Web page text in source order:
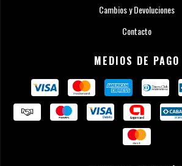
Cambios y Devoluciones
Contacto
MEDIOS DE PAGO